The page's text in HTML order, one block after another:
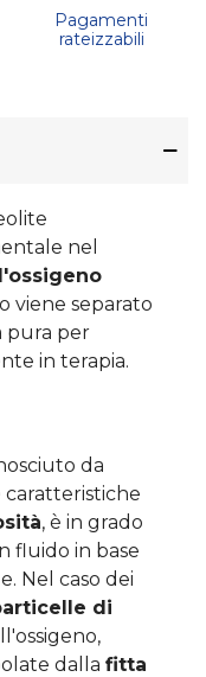
Pagamenti
rateizzabili
nel
viene separato
pura per
in terapia.
da
caratteristiche
, è in grado
fluido in base
Nel caso dei
di
dalla fitta